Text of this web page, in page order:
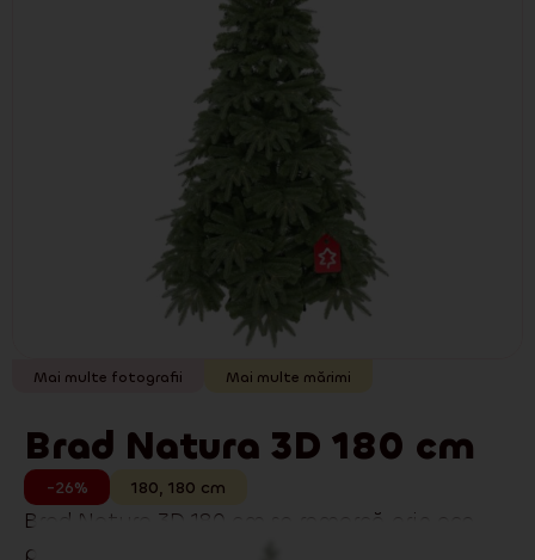
Mai multe fotografii Mai multe mărimi
Brad Natura 3D 180 cm
-26% 180, 180 cm
Brad Natura 3D 180 cm se remarcă prin ace
plate fine și un aspect elegant și combinație